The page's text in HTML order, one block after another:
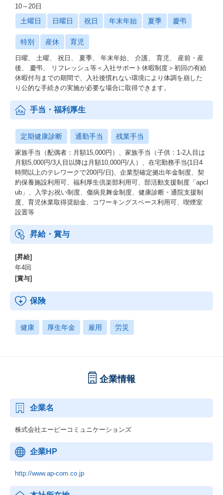
10～20日
土曜日 日曜日 祝日 年末年始 夏季 慶弔
特別 産休 育児
日曜、 土曜、 祝日、 夏季、 年末年始、 介護、 育児、 産前・産
後、 慶弔、 リフレッシュ等＜入社サポート休暇制度＞初回の有給
休暇付与までの期間で、入社後慣れない環境により体調を崩した
り公的な手続きの実施が必要な場合に取得できます。
手当・福利厚生
定期健康診断 通勤手当 残業手当
家族手当（配偶者：月額15,000円）、家族手当（子供：1-2人目は
月額5,000円/3人目以降は月額10,000円/人）、在宅勤務手当(1日4
時間以上のテレワークで200円/日)、企業型確定拠出年金制度、契
約保養施設利用可、福利厚生倶楽部利用可、部活動支援制度「apcl
ub」、入学お祝い制度、傷病見舞金制度、健康診断・通院支援制
度、育児休業取得奨励金、コワーキングスペース利用可、喫煙室
設置等
昇給・賞与
[昇給]
年4回
[賞与]
保険
健康 厚生年金 雇用 労災
企業情報
企業名
株式会社エーピーコミュニケーションズ
企業HP
http://www.ap-com.co.jp